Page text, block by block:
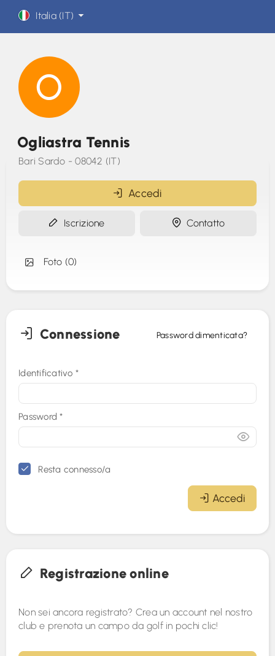
Italia (IT)
Ogliastra Tennis
Bari Sardo - 08042 (IT)
Accedi
Iscrizione Contatto
Foto (0)
Connessione Password dimenticata?
Identificativo *
Password*
Resta connesso/a
Accedi
Registrazione online
Non sei ancora registrato? Crea un account nel nostro
club e prenota un campo da golf in pochi clic!